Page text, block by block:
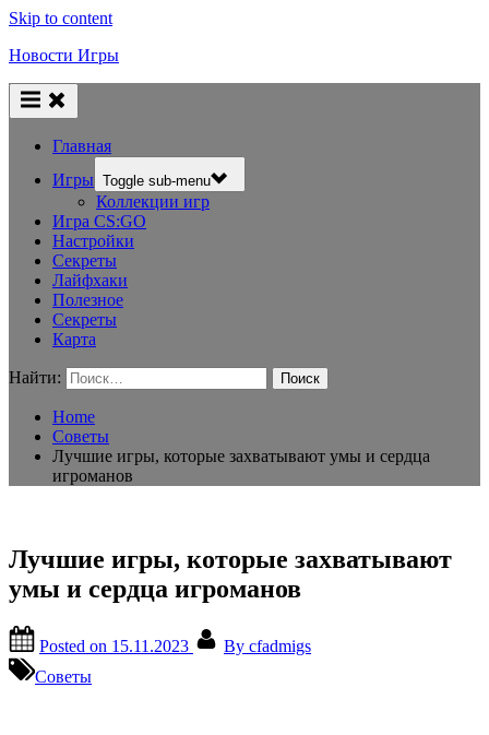
Skip to content
Новости Игры
Главная
Игры Toggle sub-menu
Коллекции игр
Игра CS:GO
Настройки
Секреты
Лайфхаки
Полезное
Секреты
Карта
Найти:
Home
Советы
Лучшие игры, которые захватывают умы и сердца
игроманов
Лучшие игры, которые захватывают
умы и сердца игроманов
Posted on 15.11.2023 By cfadmigs
Советы